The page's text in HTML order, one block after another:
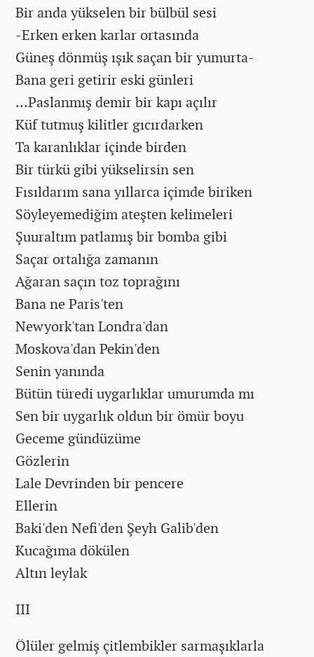
Bir anda yükselen bir bülbül sesi
-Erken erken karlar ortasında
Güneş dönmüş ışık saçan bir yumurta-
Bana geri getirir eski günleri
...Paslanmış demir bir kapı açılır
Küf tutmuş kilitler gıcırdarken
Ta karanlıklar içinde birden
Bir türkü gibi yükselirsin sen
Fısıldarım sana yıllarca içimde biriken
Söyleyemediğim ateşten kelimeleri
Şuuraltım patlamış bir bomba gibi
Saçar ortalığa zamanın
Ağaran saçın toz toprağını
Bana ne Paris'ten
Newyork'tan Londra'dan
Moskova'dan Pekin'den
Senin yanında
Bütün türedi uygarlıklar umurumda mı
Sen bir uygarlık oldun bir ömür boyu
Geceme gündüzüme
Gözlerin
Lale Devrinden bir pencere
Ellerin
Baki'den Nefi'den Şeyh Galib'den
Kucağıma dökülen
Altın leylak
III
Ölüler gelmiş çitlembikler sarmaşıklarla